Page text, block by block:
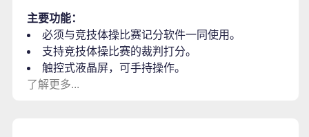
主要功能：
必须与竞技体操比赛记分软件一同使用。
支持竞技体操比赛的裁判打分。
触控式液晶屏，可手持操作。
了解更多...